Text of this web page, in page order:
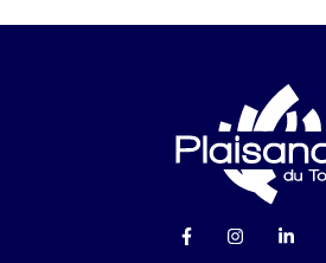
Lien vers le
Lien